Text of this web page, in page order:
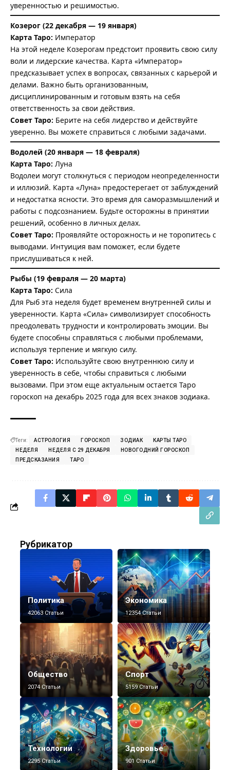
уверенностью и решимостью.
Козерог (22 декабря — 19 января)
Карта Таро: Император
На этой неделе Козерогам предстоит проявить свою силу
воли и лидерские качества. Карта «Император»
предсказывает успех в вопросах, связанных с карьерой и
делами. Важно быть организованным,
дисциплинированным и готовым взять на себя
ответственность за свои действия.
Совет Таро: Берите на себя лидерство и действуйте
уверенно. Вы можете справиться с любыми задачами.
Водолей (20 января — 18 февраля)
Карта Таро: Луна
Водолеи могут столкнуться с периодом неопределенности
и иллюзий. Карта «Луна» предостерегает от заблуждений
и недостатка ясности. Это время для саморазмышлений и
работы с подсознанием. Будьте осторожны в принятии
решений, особенно в личных делах.
Совет Таро: Проявляйте осторожность и не торопитесь с
выводами. Интуиция вам поможет, если будете
прислушиваться к ней.
Рыбы (19 февраля — 20 марта)
Карта Таро: Сила
Для Рыб эта неделя будет временем внутренней силы и
уверенности. Карта «Сила» символизирует способность
преодолевать трудности и контролировать эмоции. Вы
будете способны справляться с любыми проблемами,
используя терпение и мягкую силу.
Совет Таро: Используйте свою внутреннюю силу и
уверенность в себе, чтобы справиться с любыми
вызовами. При этом еще актуальным остается Таро
гороскоп на декабрь 2025 года для всех знаков зодиака.
Теги: АСТРОЛОГИЯ ГОРОСКОП ЗОДИАК
КАРТЫ ТАРО
НЕДЕЛЯ
НЕДЕЛЯ С 29 ДЕКАБРЯ
НОВОГОДНИЙ ГОРОСКОП
ПРЕДСКАЗАНИЯ
ТАРО
Рубрикатор
Политика
42063 Статьи
Экономика
12354 Статьи
Общество
2074 Статьи
Спорт
5159 Статьи
Технологии
2295 Статьи
Здоровье
901 Статьи